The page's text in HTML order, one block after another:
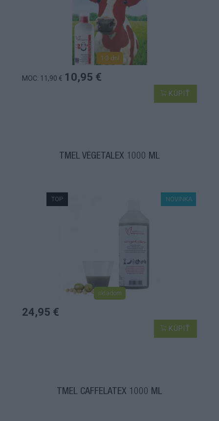
1-3 dní
MOC: 11,90 € 10,95 €
KÚPIŤ
TMEL VÉGETALEX 1000 ML
NOVINKA
TOP
skladom
24,95 €
KÚPIŤ
TMEL CAFFELATEX 1000 ML